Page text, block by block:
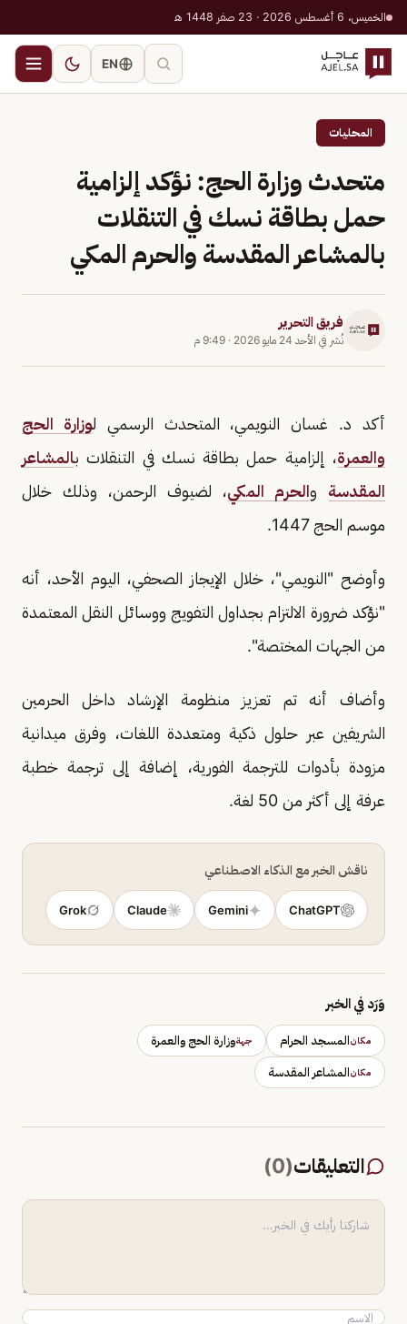
الخميس، 6 أغسطس 2026 · 23 صفر 1448 هـ
EN
المحليات
متحدث وزارة الحج: نؤكد إلزامية
حمل بطاقة نسك في التنقلات
بالمشاعر المقدسة والحرم المكي
فريق التحرير
نُشر في الأحد 24 مايو 2026 · 9:49 م
أكد د. غسان النويمي، المتحدث الرسمي لوزارة الحج
والعمرة، إلزامية حمل بطاقة نسك في التنقلات بالمشاعر
المقدسة والحرم المكي، لضيوف الرحمن، وذلك خلال
موسم الحج 1447.
وأوضح "النويمي"، خلال الإيجاز الصحفي، اليوم الأحد، أنه
"نؤكد ضرورة الالتزام بجداول التفويج ووسائل النقل المعتمدة
من الجهات المختصة".
وأضاف أنه تم تعزيز منظومة الإرشاد داخل الحرمين
الشريفين عبر حلول ذكية ومتعددة اللغات، وفرق ميدانية
مزودة بأدوات للترجمة الفورية، إضافة إلى ترجمة خطبة
عرفة إلى أكثر من 50 لغة.
ناقش الخبر مع الذكاء الاصطناعي
ChatGPT
Gemini
Claude
Grok
وَرَد في الخبر
مكانالمسجد الحرام جهةوزارة الحج والعمرة
مكانالمشاعر المقدسة
التعليقات(
0
)